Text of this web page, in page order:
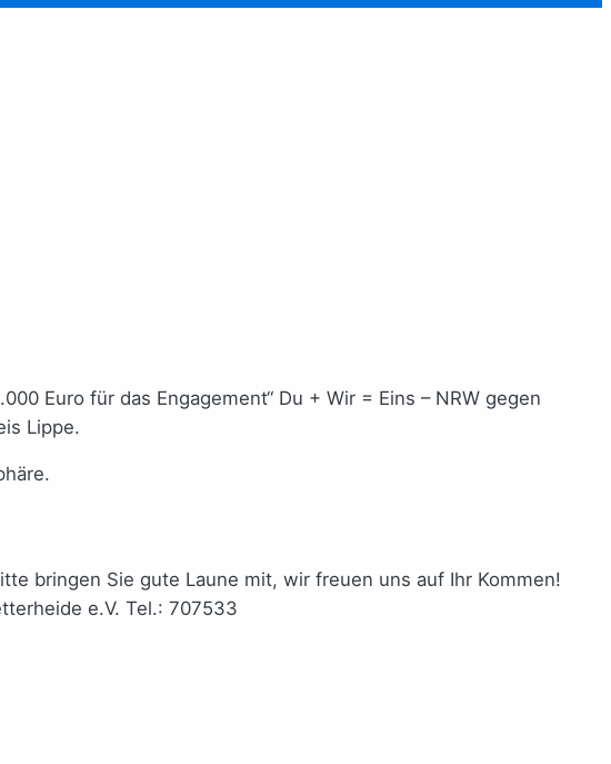
Euro für das Engagement“ Du + Wir = Eins – NRW gegen
Lippe.
bringen Sie gute Laune mit, wir freuen uns auf Ihr Kommen!
e.V. Tel.: 707533